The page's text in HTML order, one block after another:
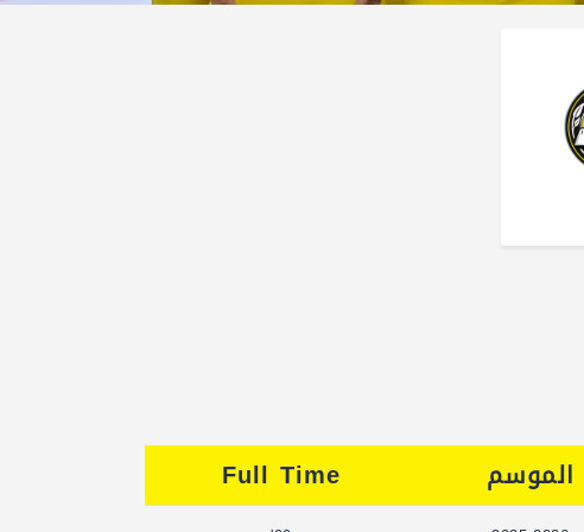
الموسم Full Time